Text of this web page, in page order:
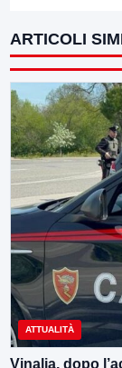
ARTICOLI
ATTUALITÀ
Vinalia, dopo